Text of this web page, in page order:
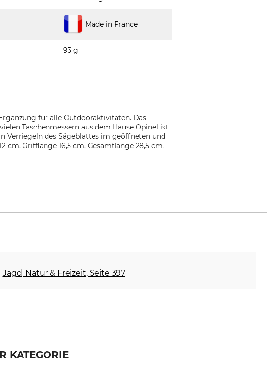
Made in France
93 g
für alle Outdooraktivitäten. Das
Taschenmessern aus dem Hause Opinel ist
Verriegeln des Sägeblattes im geöffneten und
cm. Grifflänge 16,5 cm. Gesamtlänge 28,5 cm.
Jagd, Natur & Freizeit, Seite 397
KATEGORIE